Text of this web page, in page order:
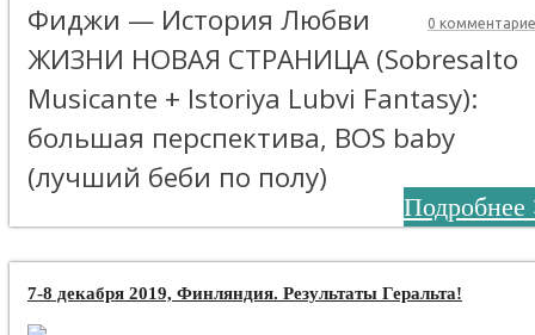
0
Фиджи — История Любви
ЖИЗНИ НОВАЯ СТРАНИЦА (Sobresalto
Musicante + Istoriya Lubvi Fantasy):
большая перспектива, BOS baby
(лучший беби по полу)
Подробнее
7-8 декабря 2019, Финляндия. Результаты Геральта!